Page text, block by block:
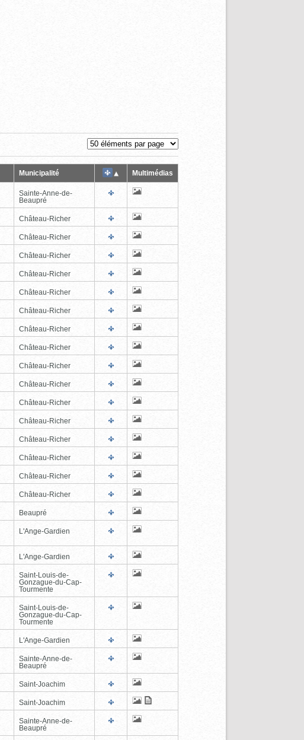
Municipalité Multimédias
Sainte-Anne-de-
Beaupré
Château-Richer
Château-Richer
Château-Richer
Château-Richer
Château-Richer
Château-Richer
Château-Richer
Château-Richer
Château-Richer
Château-Richer
Château-Richer
Château-Richer
Château-Richer
Château-Richer
Château-Richer
Château-Richer
Beaupré
L'Ange-Gardien
L'Ange-Gardien
Saint-Louis-de-
Gonzague-du-Cap-
Tourmente
Saint-Louis-de-
Gonzague-du-Cap-
Tourmente
L'Ange-Gardien
Sainte-Anne-de-
Beaupré
Saint-Joachim
Saint-Joachim
Sainte-Anne-de-
Beaupré